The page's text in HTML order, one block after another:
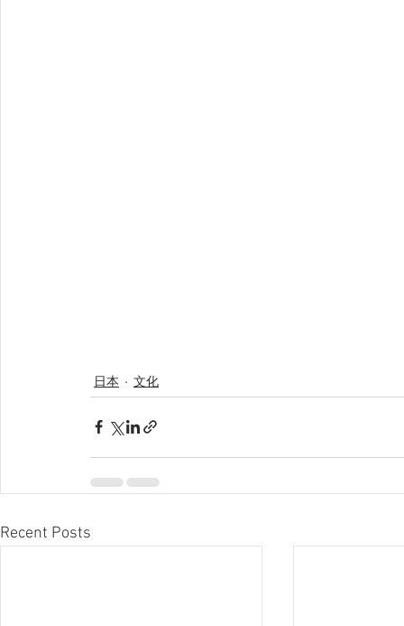
日本 文化
Recent Posts